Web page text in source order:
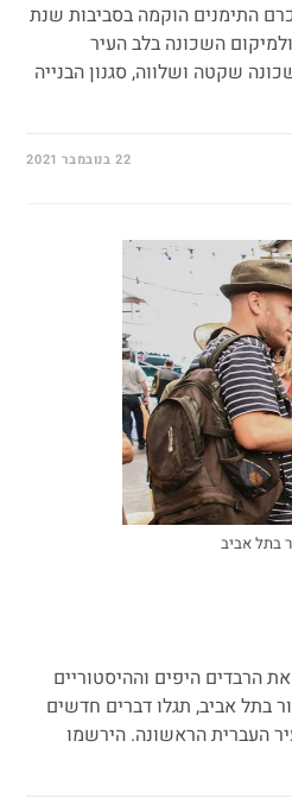
התימנים הוקמה בסביבות שנת
ולמיקום השכונה בלב העיר
שקטה ושלווה, סגנון הבנייה
22 בנובמבר 2021
בתל אביב
הרבדים היפים וההיסטוריים
בתל אביב, תגלו דברים חדשים
העברית הראשונה. הירשמו